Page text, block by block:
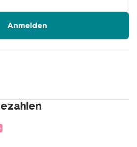
Anmelden